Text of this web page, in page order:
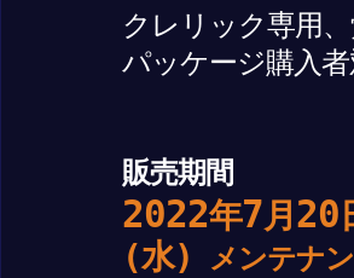
クレリック専用
パッケージ購入
販売期間
2022年7月 20
(水) メンテナ